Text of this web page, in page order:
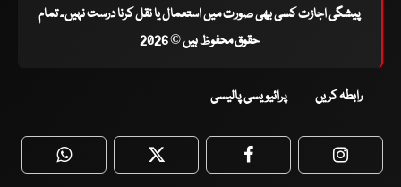
پیشگی اجازت کسی بھی صورت میں استعمال یا نقل کرنا درست نہیں۔ تمام
حقوق محفوظ ہیں © 2026
رابطہ کریں پرائیویسی پالیسی
WhatsApp Twitter Facebook